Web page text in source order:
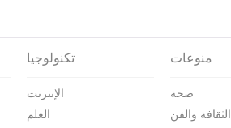
تكنولوجيا
الإنترنت
العلم
منوعات
صحة
الثقافة والفن